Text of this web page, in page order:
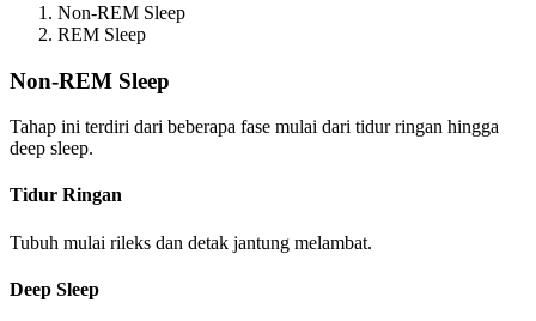
Non-REM Sleep
REM Sleep
Non-REM Sleep
Tahap ini terdiri dari beberapa fase mulai dari tidur ringan hingga
deep sleep.
Tidur Ringan
Tubuh mulai rileks dan detak jantung melambat.
Deep Sleep